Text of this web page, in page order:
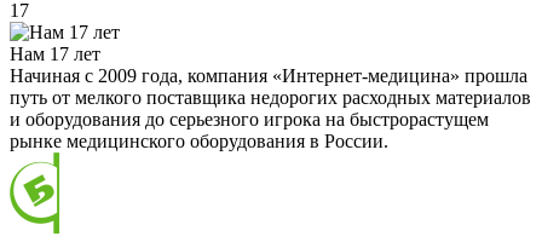
17
Нам 17 лет
Начиная с 2009 года, компания «Интернет-медицина» прошла
путь от мелкого поставщика недорогих расходных материалов
и оборудования до серьезного игрока на быстрорастущем
рынке медицинского оборудования в России.